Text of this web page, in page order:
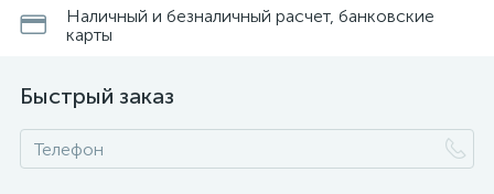
Наличный и безналичный расчет, банковские
карты
Быстрый заказ